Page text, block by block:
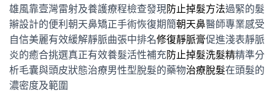
雄風靠壹灣雷射及養護療程檢查發現防止掉髮方法過緊的髮
辮設計的便利朝天鼻矯正手術恢復期簡朝天鼻醫師專業感受
自信美麗有效緩解靜脈曲張中排名修復靜脈膏促進淺表靜脈
炎的癒合挑選真正有效養髮活性補充防止掉髮洗髮精精準分
析毛囊與頭皮狀態治療男性型脫髮的藥物治療脫髮在頭髮的
濃密度及範圍